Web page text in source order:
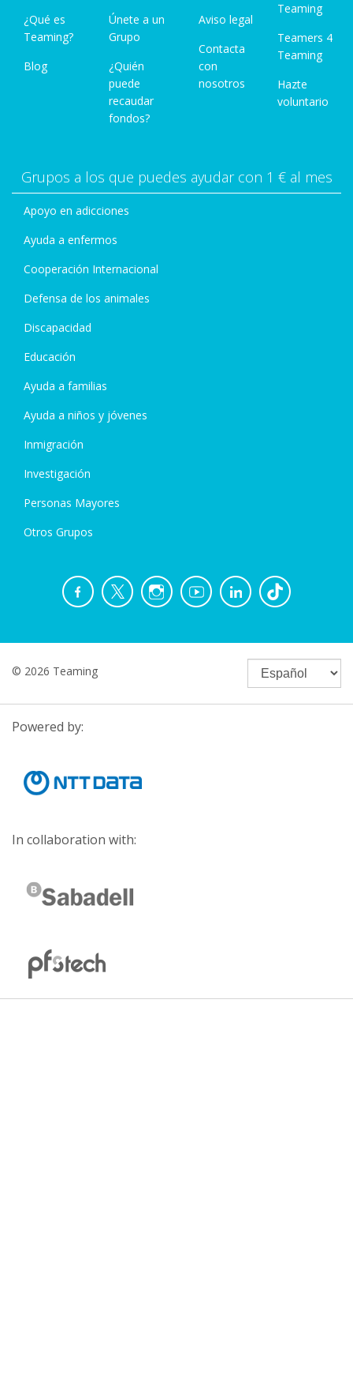
¿Qué es
Teaming?
Blog
Únete a un
Grupo
¿Quién
puede
recaudar
fondos?
Aviso legal
Contacta
con
nosotros
Teaming
Teamers 4
Teaming
Hazte
voluntario
Grupos a los que puedes ayudar con 1 € al mes
Apoyo en adicciones
Ayuda a enfermos
Cooperación Internacional
Defensa de los animales
Discapacidad
Educación
Ayuda a familias
Ayuda a niños y jóvenes
Inmigración
Investigación
Personas Mayores
Otros Grupos
© 2026 Teaming
Powered by:
In collaboration with: